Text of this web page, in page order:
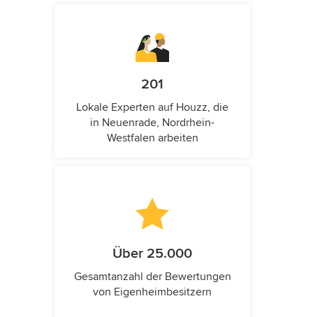
201
Lokale Experten auf Houzz, die
in Neuenrade, Nordrhein-
Westfalen arbeiten
Über 25.000
Gesamtanzahl der Bewertungen
von Eigenheimbesitzern